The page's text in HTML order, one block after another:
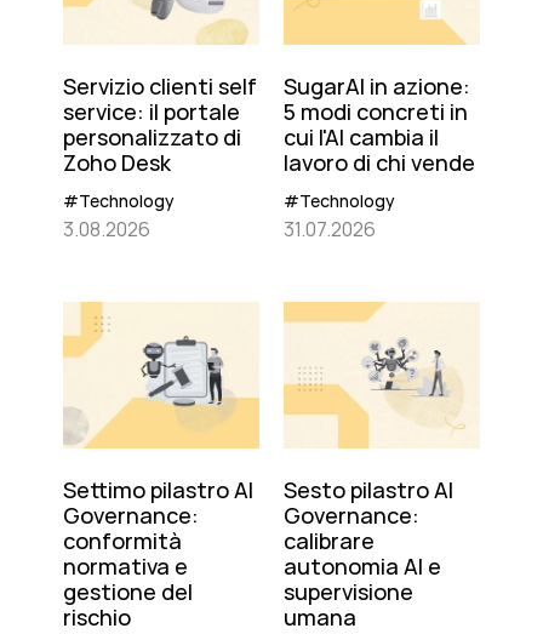
Servizio clienti self
service: il portale
personalizzato di
Zoho Desk
#Technology
3.08.2026
SugarAI in azione:
5 modi concreti in
cui l'AI cambia il
lavoro di chi vende
#Technology
31.07.2026
Settimo pilastro AI
Governance:
conformità
normativa e
gestione del
rischio
Sesto pilastro AI
Governance:
calibrare
autonomia AI e
supervisione
umana